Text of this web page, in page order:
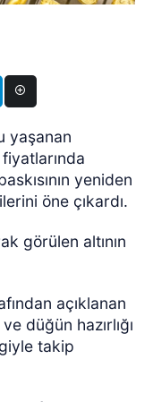
yaşanan
fiyatlarında
yeniden
öne çıkardı.
görülen altının
açıklanan
düğün hazırlığı
takip